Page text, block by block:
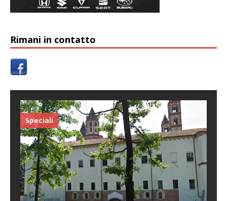
Rimani in contatto
Speciali